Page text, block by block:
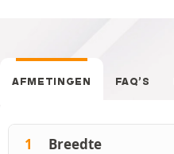
AFMETINGEN FAQ’S
1 Breedte